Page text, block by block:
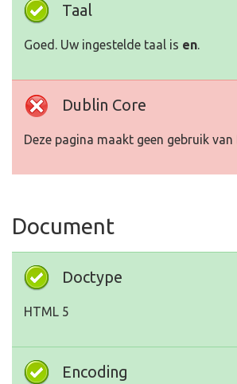
Taal
Goed. Uw ingestelde taal is en.
Dublin Core
Deze pagina maakt geen gebruik van
Document
Doctype
HTML 5
Encoding